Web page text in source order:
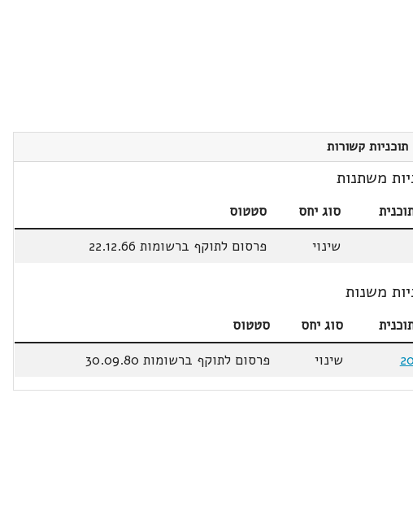
תוכניות קשורות
משתנות
סוג יחס
סטטוס
שינוי פרסום לתוקף ברשומות 22.12.66
משנות
סוג יחס
סטטוס
שינוי פרסום לתוקף ברשומות 30.09.80